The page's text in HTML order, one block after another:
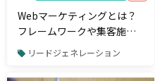
Webマーケティングとは？
フレームワークや集客施策
など基礎知識を解説
リードジェネレーション